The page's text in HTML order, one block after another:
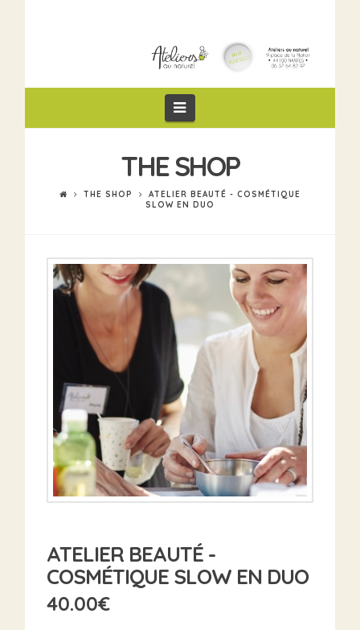
Navigation
THE SHOP
THE SHOP
ATELIER BEAUTÉ - COSMÉTIQUE
SLOW EN DUO
ATELIER BEAUTÉ -
COSMÉTIQUE SLOW EN DUO
40.00€